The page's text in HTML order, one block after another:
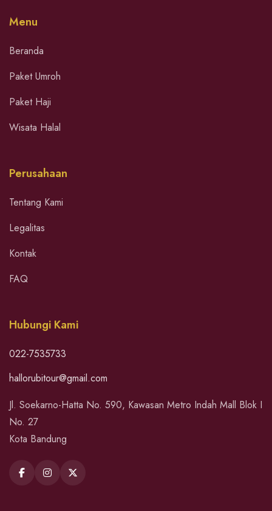
Menu
Beranda
Paket Umroh
Paket Haji
Wisata Halal
Perusahaan
Tentang Kami
Legalitas
Kontak
FAQ
Hubungi Kami
022-7535733
hallorubitour@gmail.com
Jl. Soekarno-Hatta No. 590, Kawasan Metro Indah Mall Blok I
No. 27
Kota Bandung